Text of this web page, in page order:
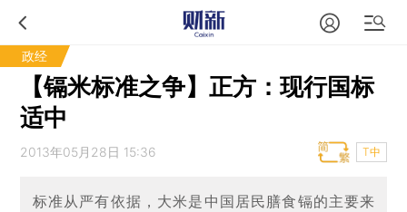
政经
【镉米标准之争】正方：现行国标
适中
2013年05月28日 15:36 T中
标准从严有依据，大米是中国居民膳食镉的主要来